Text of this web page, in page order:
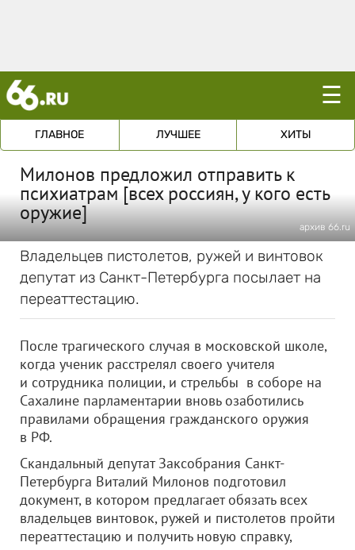
☰
ГЛАВНОЕ ЛУЧШЕЕ ХИТЫ
Милонов предложил отправить к
психиатрам [всех россиян, у кого есть
оружие]
архив 66.ru
Владельцев пистолетов, ружей и винтовок
депутат из Санкт-Петербурга посылает на
переаттестацию.
После трагического случая в московской школе,
когда ученик расстрелял своего учителя
и сотрудника полиции, и стрельбы в соборе на
Сахалине парламентарии вновь озаботились
правилами обращения гражданского оружия
в РФ.
Скандальный депутат Заксобрания Санкт-
Петербурга Виталий Милонов подготовил
документ, в котором предлагает обязать всех
владельцев винтовок, ружей и пистолетов пройти
переаттестацию и получить новую справку,